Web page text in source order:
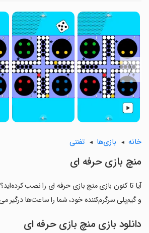
〈
خانه بازی‌ها تفننی
‏منچ بازی حرفه ای
آیا تا کنون بازی ‏منچ بازی حرفه ای را نصب
و گیم‌پلی سرگرم‌کننده خود، شما را ساعت‌ها درگیر
دانلود بازی ‏منچ بازی حرفه ای